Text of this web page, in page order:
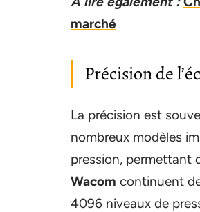
marché
Précision de
La précision est
nombreux modèles
pression, permettant
Wacom continuent
4096 niveaux de